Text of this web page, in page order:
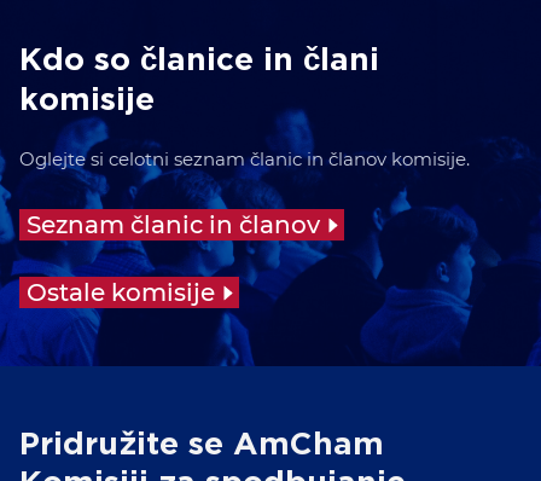
Kdo so članice in člani
komisije
Oglejte si celotni seznam članic in članov komisije.
Seznam članic in članov
Ostale komisije
Pridružite se AmCham